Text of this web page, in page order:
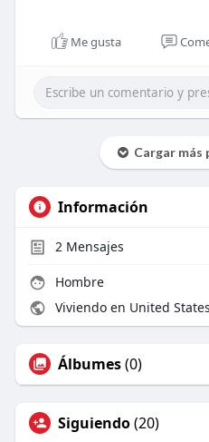
Me gusta
Cargar más
Información
2Mensajes
Hombre
Viviendo en United States
Álbumes(0)
Siguiendo(20)